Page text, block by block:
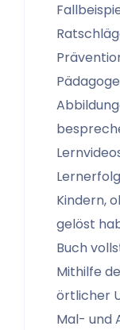
Kindern,
gelöst
Buch
Mithilfe
örtlicher
Mal- und